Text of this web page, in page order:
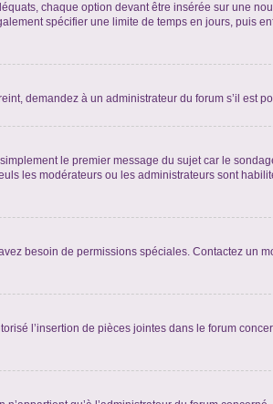
chaque option devant être insérée sur une
spécifier une limite de temps en jours, puis
demandez à un administrateur du forum s’il est
le premier message du sujet car le
les modérateurs ou les administrateurs sont
besoin de permissions spéciales. Contactez un
l’insertion de pièces jointes dans le forum